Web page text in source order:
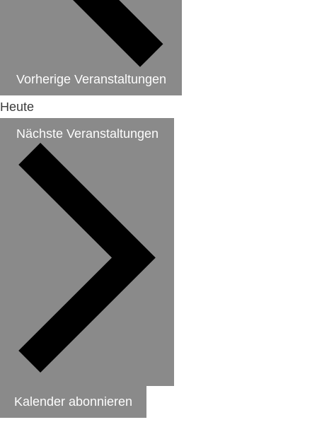
Vorherige Veranstaltungen
Heute
Nächste Veranstaltungen
Kalender abonnieren